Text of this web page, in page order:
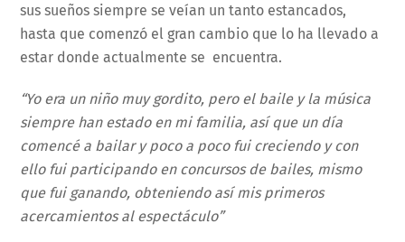
sus sueños siempre se veían un tanto estancados,
hasta que comenzó el gran cambio que lo ha llevado a
estar donde actualmente se encuentra.
“Yo era un niño muy gordito, pero el baile y la música
siempre han estado en mi familia, así que un día
comencé a bailar y poco a poco fui creciendo y con
ello fui participando en concursos de bailes, mismo
que fui ganando, obteniendo así mis primeros
acercamientos al espectáculo”